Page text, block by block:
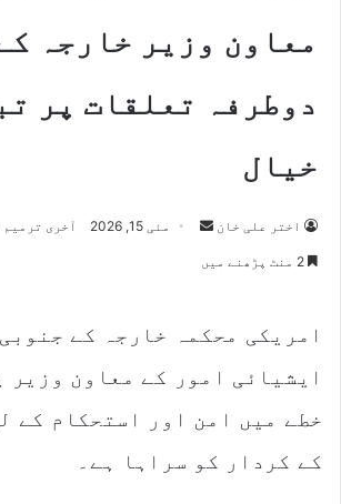
معاون وزیر خارجہ
دوطرفہ تعلقات پر
خیال
اختر علی خان
Send مئی 15, 2026 آخری ترمیم مئی
امریکی محکمہ خارجہ کے
ایشیائی امور کے معاون وزیر
خطے میں امن اور استحکام کے
کے کردار کو سراہا ہے۔